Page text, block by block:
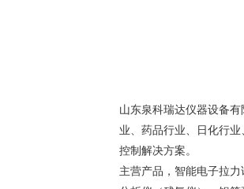
山东泉科瑞达仪器设备
业、药品行业、日化行
控制解决方案。
主营产品，智能电子拉